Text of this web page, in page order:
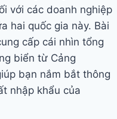
với các doanh nghiệp
hai quốc gia này. Bài
cấp cái nhìn tổng
biển từ Cảng
bạn nắm bắt thông
nhập khẩu của